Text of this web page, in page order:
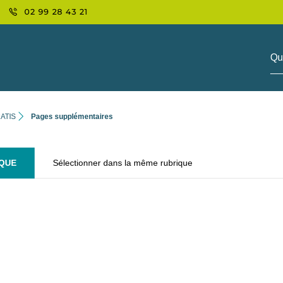
02 99 28 43 21
Pages supplémentaires
Sélectionner dans la même rubrique